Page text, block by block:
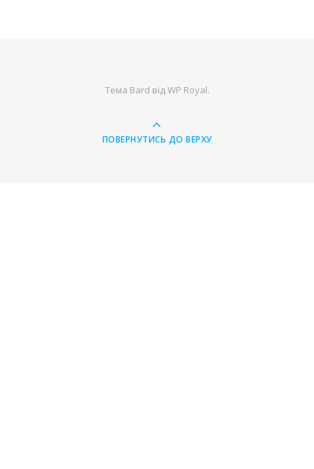
Тема Bard відWP Royal.
ПОВЕРНУТИСЬ ДО ВЕРХУ